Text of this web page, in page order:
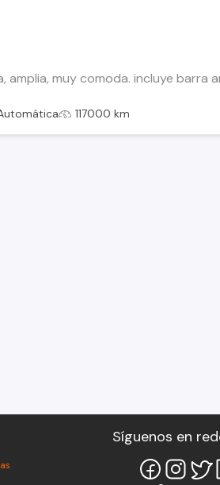
amplia, muy comoda. incluye barra
117000 km
Síguenos en